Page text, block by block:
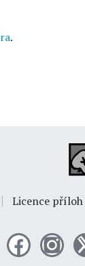
.
Licence příloh